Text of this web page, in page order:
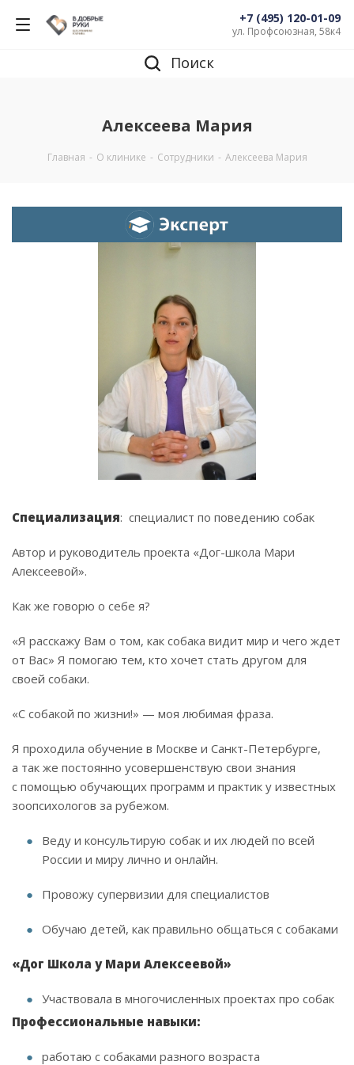
+7 (495) 120-01-09
ул. Профсоюзная, 58к4
Поиск
Алексеева Мария
Главная - О клинике - Сотрудники - Алексеева Мария
Специализация: специалист по поведению собак
Автор и руководитель проекта «Дог-школа Мари
Алексеевой».
Как же говорю о себе я?
«Я расскажу Вам о том, как собака видит мир и чего ждет
от Вас» Я помогаю тем, кто хочет стать другом для
своей собаки.
«С собакой по жизни!» — моя любимая фраза.
Я проходила обучение в Москве и Санкт-Петербурге,
а так же постоянно усовершенствую свои знания
с помощью обучающих программ и практик у известных
зоопсихологов за рубежом.
Веду и консультирую собак и их людей по всей
России и миру лично и онлайн.
Провожу супервизии для специалистов
Обучаю детей, как правильно общаться с собаками
«Дог Школа у Мари Алексеевой»
Участвовала в многочисленных проектах про собак
Профессиональные навыки:
работаю с собаками разного возраста